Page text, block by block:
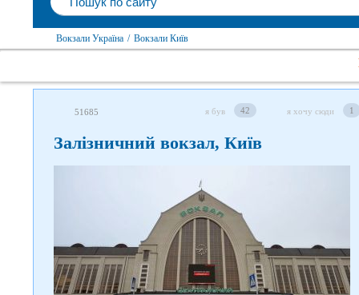
Вокзали Україна / Вокзали Київ
51685 я був 42 я хочу сюди 1
Залізничний вокзал, Київ